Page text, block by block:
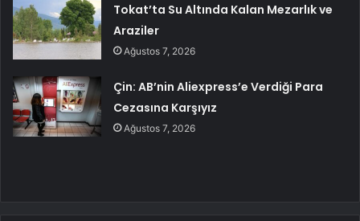
Tokat’ta Su Altında Kalan Mezarlık ve
Araziler
Ağustos 7, 2026
Çin: AB’nin Aliexpress’e Verdiği Para
Cezasına Karşıyız
Ağustos 7, 2026